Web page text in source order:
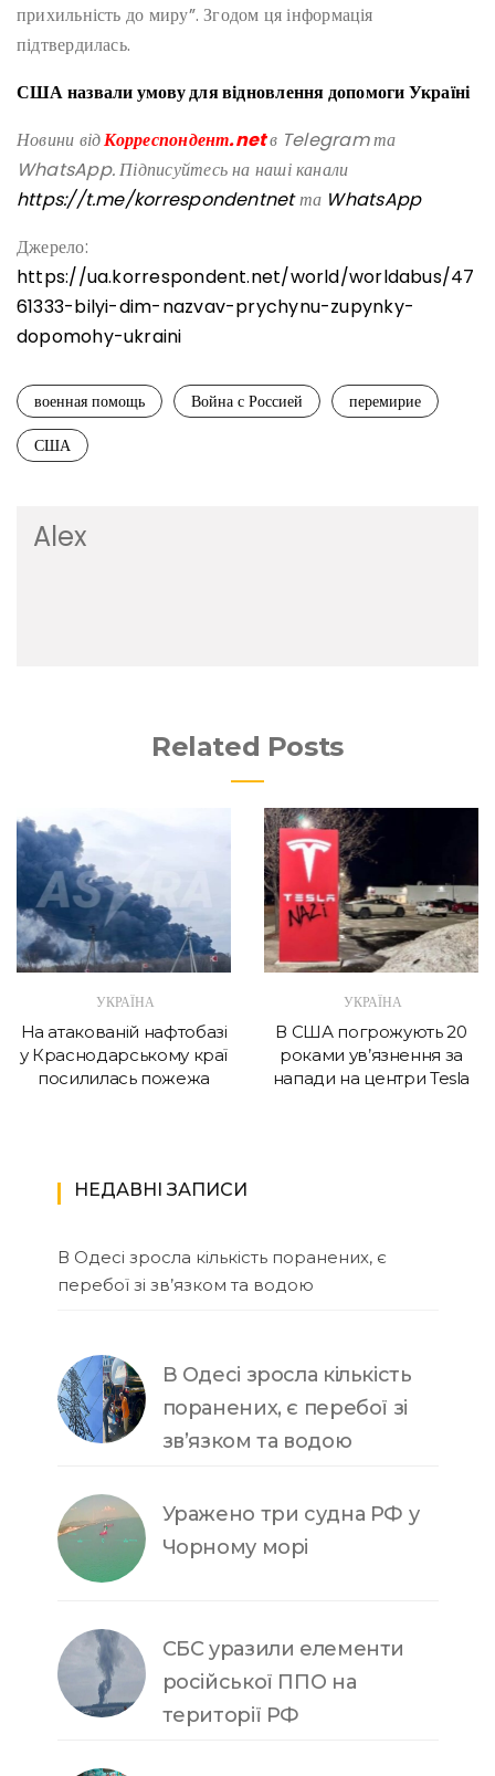
прихильність до миру”. Згодом ця інформація
підтвердилась.
США назвали умову для відновлення допомоги Україні
Новини відКорреспондент.netв Telegram та
WhatsApp. Підписуйтесь на наші канали
https://t.me/korrespondentnetта WhatsApp
Джерело:
https://ua.korrespondent.net/world/worldabus/47
61333-bilyi-dim-nazvav-prychynu-zupynky-
dopomohy-ukraini
военная помощь Война с Россией
перемирие
США
Alex
Related Posts
УКРАЇНА
На атакованій нафтобазі
у Краснодарському краї
посилилась пожежа
УКРАЇНА
В США погрожують 20
роками ув’язнення за
напади на центри Tesla
НЕДАВНІ ЗАПИСИ
В Одесі зросла кількість поранених, є
перебої зі зв’язком та водою
В Одесі зросла кількість
поранених, є перебої зі
зв’язком та водою
Уражено три судна РФ у
Чорному морі
СБС уразили елементи
російської ППО на
території РФ